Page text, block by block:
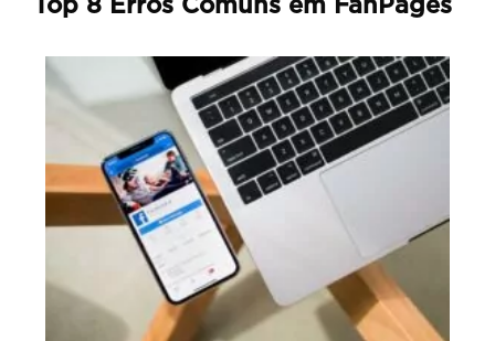
Top 8 Erros Comuns em FanPages